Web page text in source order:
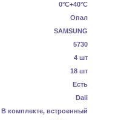
0°C+40°C
Опал
SAMSUNG
5730
4 шт
18 шт
Есть
Dali
В комплекте, встроенный